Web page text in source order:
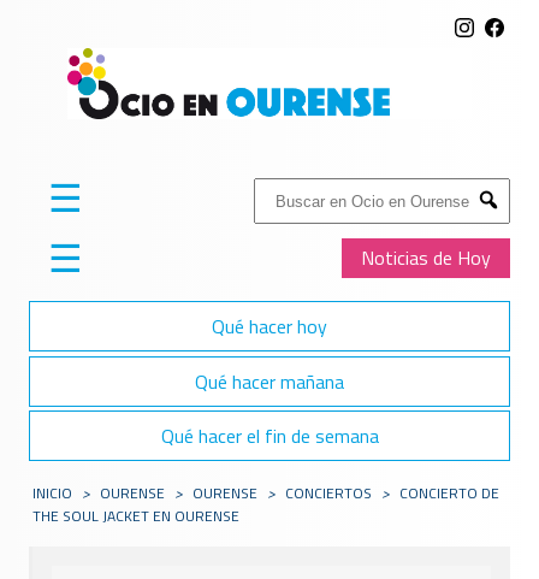
Buscar:
Submit
Noticias de Hoy
☰
☰
Qué hacer hoy
Qué hacer mañana
Qué hacer el fin de semana
INICIO > OURENSE > OURENSE > CONCIERTOS > CONCIERTO DE
THE SOUL JACKET EN OURENSE